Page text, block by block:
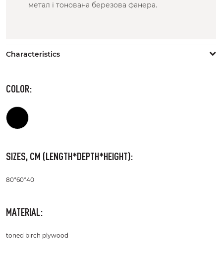
метал і тонована березова фанера.
Characteristics
COLOR:
SIZES, CM (LENGTH*DEPTH*HEIGHT):
80*60*40
MATERIAL:
toned birch plywood